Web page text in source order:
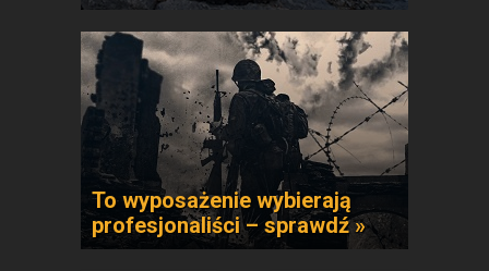
To wyposażenie wybierają
profesjonaliści – sprawdź »